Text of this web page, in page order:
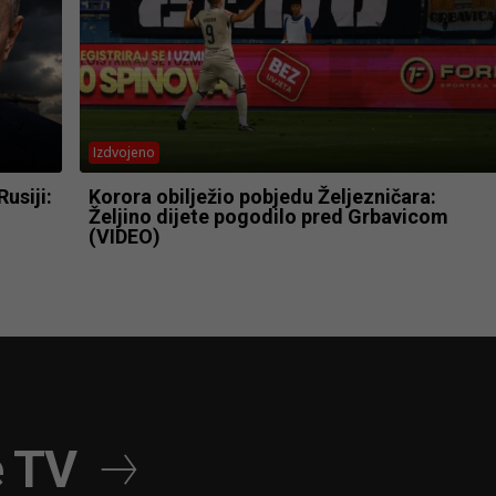
Izdvojeno
Korora obilježio pobjedu Željezničara:
Željino dijete pogodilo pred Grbavicom
(VIDEO)
TV